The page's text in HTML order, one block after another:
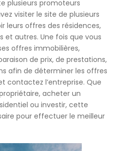
plusieurs promoteurs
visiter le site de plusieurs
leurs offres des résidences,
et autres. Une fois que vous
offres immobilières,
de prix, de prestations,
afin de déterminer les offres
contactez l’entreprise. Que
acheter un
ou investir, cette
pour effectuer le meilleur